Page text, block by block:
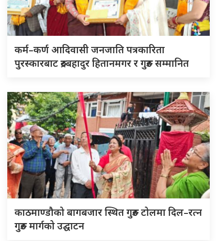
कर्म–कर्ण आदिवासी जनजाति पत्रकारिता
पुरस्कारबाट रुद्रबहादुर हितानमगर र गुरुङ सम्मानित
काठमाण्डौको बागबजार स्थित गुरुङ टोलमा दिल–रत्न
गुरुङ मार्गको उद्घाटन